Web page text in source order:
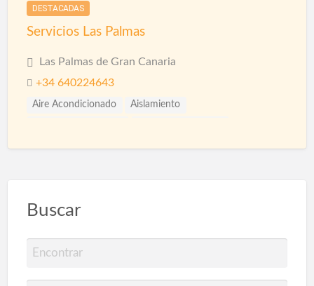
DESTACADAS
Servicios Las Palmas
Las Palmas de Gran Canaria
+34 640224643
Aire Acondicionado Aislamiento
Impermeabilizaciones
Pavimentos
Buscar